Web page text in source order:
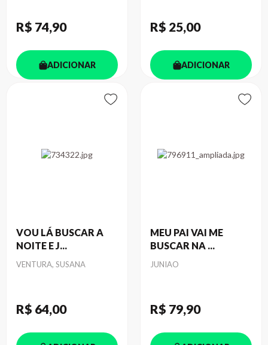
R$ 74,90
ADICIONAR
R$ 25,00
ADICIONAR
VOU LÁ BUSCAR A
NOITE E J...
Autor
VENTURA, SUSANA
R$ 64,00
MEU PAI VAI ME
BUSCAR NA ...
Autor
JUNIAO
R$ 79,90